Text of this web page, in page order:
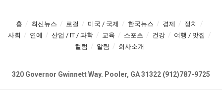
홈 최신뉴스 로컬 미국 / 국제 한국뉴스 경제
정치
사회
연예 산업 / IT / 과학 교육 스포츠 건강
여행 / 맛집
컬럼
알림 회사소개
320 Governor Gwinnett Way. Pooler, GA 31322 (912)787-9725